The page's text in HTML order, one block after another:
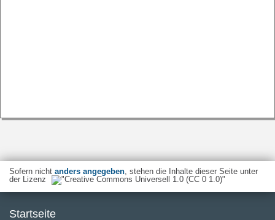
Sofern nicht anders angegeben, stehen die Inhalte dieser Seite unter
der Lizenz
Startseite